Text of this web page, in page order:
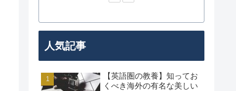
人気記事
【英語圏の教養】知ってお
くべき海外の有名な美しい